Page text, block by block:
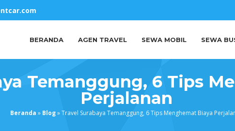
BERANDA AGEN TRAVEL SEWA MOBIL SEWA
Temanggung, 6 Tips
Perjalanan
Beranda » Blog»Travel Surabaya Temanggung, 6 Tips Menghemat Biaya